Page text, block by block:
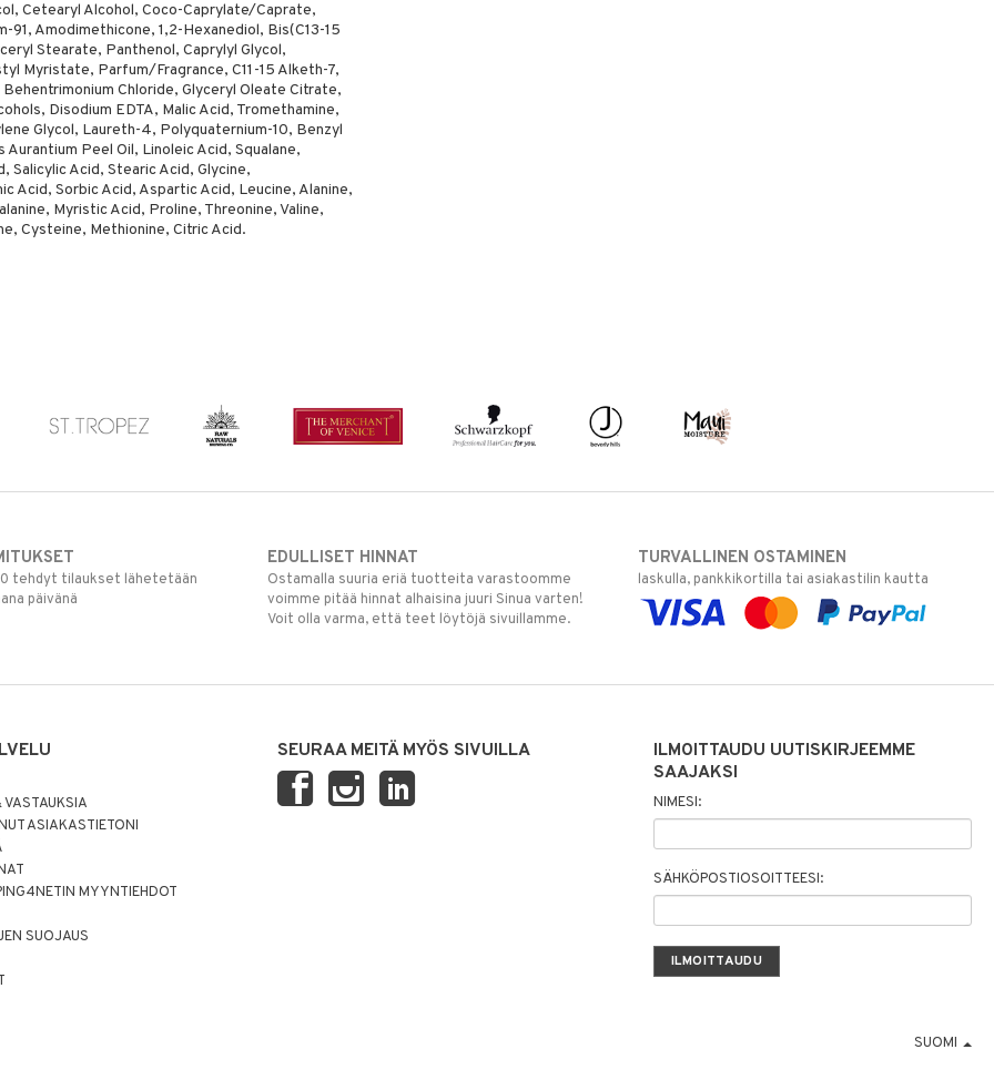
Cetearyl Alcohol, Coco-Caprylate/Caprate,
91, Amodimethicone, 1,2-Hexanediol, Bis(C13-15
Stearate, Panthenol, Caprylyl Glycol,
Myristate, Parfum/Fragrance, C11-15 Alketh-7,
Chloride, Glyceryl Oleate Citrate,
Disodium EDTA, Malic Acid, Tromethamine,
Glycol, Laureth-4, Polyquaternium-10, Benzyl
Peel Oil, Linoleic Acid, Squalane,
Acid, Stearic Acid, Glycine,
Acid, Sorbic Acid, Aspartic Acid, Leucine, Alanine,
Myristic Acid, Proline, Threonine, Valine,
Cysteine, Methionine, Citric Acid.
tehdyt tilaukset lähetetään
päivänä
EDULLISET HINNAT
Ostamalla suuria eriä tuotteita varastoomme
voimme pitää hinnat alhaisina juuri Sinua varten!
Voit olla varma, että teet löytöjä sivuillamme.
TURVALLINEN OSTAMINEN
laskulla, pankkikortilla tai asiakastilin kautta
ASIAKASTIETONI
MYYNTIEHDOT
SUOJAUS
SEURAA MEITÄ MYÖS SIVUILLA
ILMOITTAUDU UUTISKIRJEEMME
SAAJAKSI
NIMESI:
SÄHKÖPOSTIOSOITTEESI:
SUOMI